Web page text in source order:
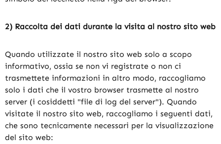
2) Raccolta dei dati durante la visita al nostro sito web
Quando utilizzate il nostro sito web solo a scopo
informativo, ossia se non vi registrate o non ci
trasmettete informazioni in altro modo, raccogliamo
solo i dati che il vostro browser trasmette al nostro
server (i cosiddetti "file di log del server"). Quando
visitate il nostro sito web, raccogliamo i seguenti dati,
che sono tecnicamente necessari per la visualizzazione
del sito web: